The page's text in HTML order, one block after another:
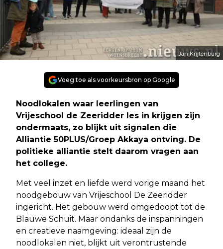
Jan Krijtenburg
Voeg toe als voorkeursbron op Google
Noodlokalen waar leerlingen van
Vrijeschool de Zeeridder les in krijgen zijn
ondermaats, zo blijkt uit signalen die
Alliantie 50PLUS/Groep Akkaya ontving. De
politieke alliantie stelt daarom vragen aan
het college.
Met veel inzet en liefde werd vorige maand het
noodgebouw van Vrijeschool De Zeeridder
ingericht. Het gebouw werd omgedoopt tot de
Blauwe Schuit. Maar ondanks de inspanningen
en creatieve naamgeving: ideaal zijn de
noodlokalen niet, blijkt uit verontrustende